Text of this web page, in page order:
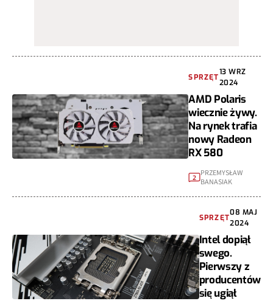
SPRZĘT
13 WRZ
2024
AMD Polaris
wiecznie żywy.
Na rynek trafia
nowy Radeon
RX 580
2
PRZEMYSŁAW
BANASIAK
SPRZĘT
08 MAJ
2024
Intel dopiął
swego.
Pierwszy z
producentów
się ugiął